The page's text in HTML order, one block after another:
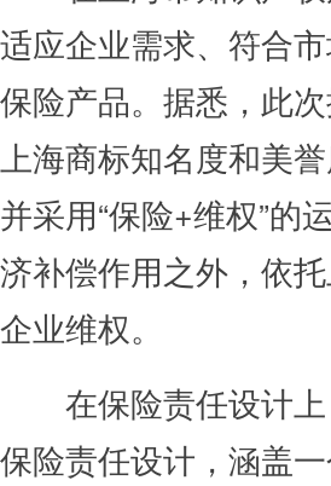
适应企业需求、符合
保险产品。据悉，此
上海商标知名度和美
并采用“保险+维权”的
济补偿作用之外，依
企业维权。
在保险责任设计上
保险责任设计，涵盖